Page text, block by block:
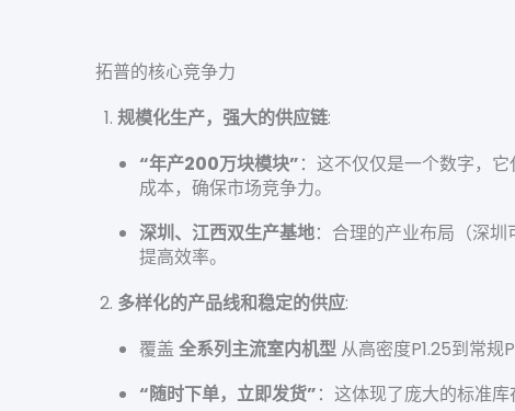
拓普的核心竞争力
规模化生产，强大的供应链:
“年产200万块模块”：这不仅仅是一个数字，
成本，确保市场竞争力。
深圳、江西双生产基地：合理的产业布局（深
提高效率。
多样化的产品线和稳定的供应:
覆盖全系列主流室内机型 从高密度P1.25到常规
“随时下单，立即发货”：这体现了庞大的标准